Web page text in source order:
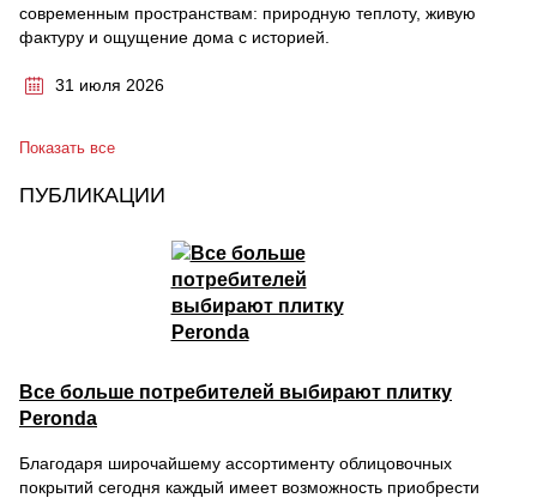
современным пространствам: природную теплоту, живую
фактуру и ощущение дома с историей.
31 июля 2026
Показать все
ПУБЛИКАЦИИ
Все больше потребителей выбирают плитку
Peronda
Благодаря широчайшему ассортименту облицовочных
покрытий сегодня каждый имеет возможность приобрести